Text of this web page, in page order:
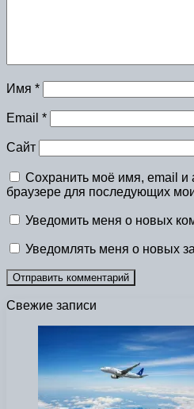
Имя *
Email *
Сайт
Сохранить моё имя, email и
браузере для последующих
Уведомить меня о новых
Уведомлять меня о новых
Свежие записи